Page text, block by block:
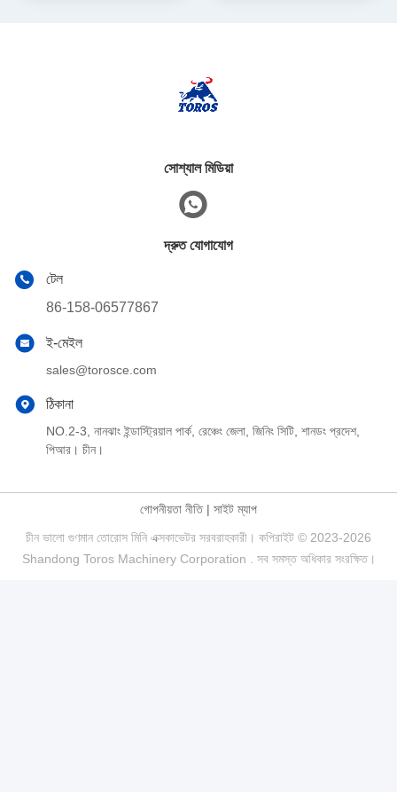
সোশ্যাল মিডিয়া
দ্রুত যোগাযোগ
টেল
86-158-06577867
ই-মেইল
sales@torosce.com
ঠিকানা
NO.2-3, নানঝাং ইন্ডাস্ট্রিয়াল পার্ক, রেঞ্চেং জেলা, জিনিং সিটি, শানডং প্রদেশ,
পিআর। চীন।
গোপনীয়তা নীতি| সাইট ম্যাপ
চীন ভালো গুণমান তোরোস মিনি এক্সকাভেটর সরবরাহকারী। কপিরাইট © 2023-2026
Shandong Toros Machinery Corporation . সব সমস্ত অধিকার সংরক্ষিত।